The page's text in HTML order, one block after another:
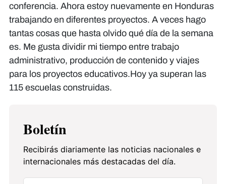
conferencia. Ahora estoy nuevamente en Honduras
trabajando en diferentes proyectos. A veces hago
tantas cosas que hasta olvido qué día de la semana
es. Me gusta dividir mi tiempo entre trabajo
administrativo, producción de contenido y viajes
para los proyectos educativos.Hoy ya superan las
115 escuelas construidas.
Boletín
Recibirás diariamente las noticias nacionales e
internacionales más destacadas del día.